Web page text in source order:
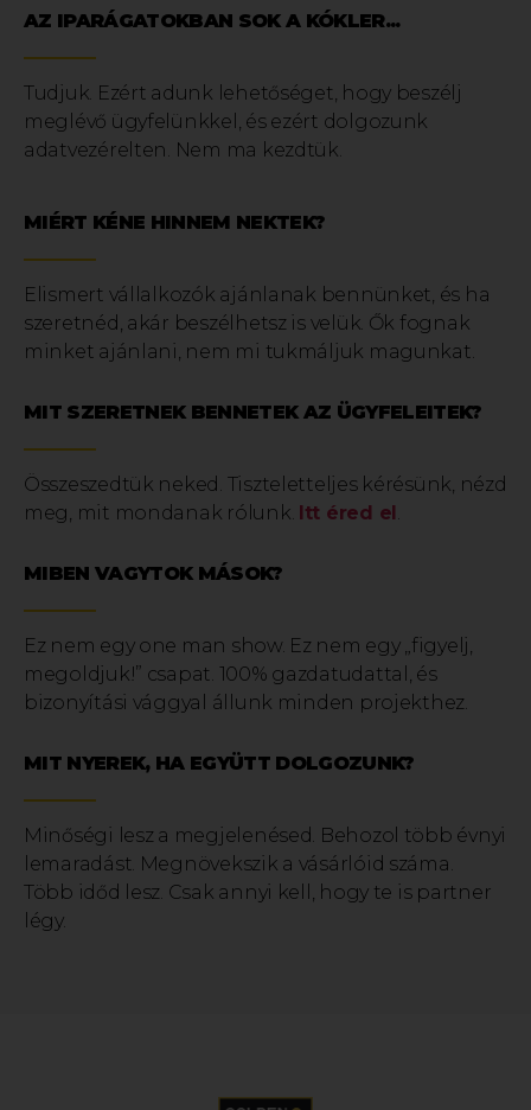
AZ IPARÁGATOKBAN SOK A KÓKLER...
Tudjuk. Ezért adunk lehetőséget, hogy beszélj
meglévő ügyfelünkkel, és ezért dolgozunk
adatvezérelten. Nem ma kezdtük.
MIÉRT KÉNE HINNEM NEKTEK?
Elismert vállalkozók ajánlanak bennünket, és ha
szeretnéd, akár beszélhetsz is velük. Ők fognak
minket ajánlani, nem mi tukmáljuk magunkat.
MIT SZERETNEK BENNETEK AZ ÜGYFELEITEK?
Összeszedtük neked. Tiszteletteljes kérésünk, nézd
meg, mit mondanak rólunk. Itt éred el
MIBEN VAGYTOK MÁSOK?
Ez nem egy one man show. Ez nem egy „figyelj,
megoldjuk!” csapat. 100% gazdatudattal, és
bizonyítási vággyal állunk minden projekthez.
MIT NYEREK, HA EGYÜTT DOLGOZUNK?
Minőségi lesz a megjelenésed. Behozol több évnyi
lemaradást. Megnövekszik a vásárlóid száma.
Több időd lesz. Csak annyi kell, hogy te is partner
légy.